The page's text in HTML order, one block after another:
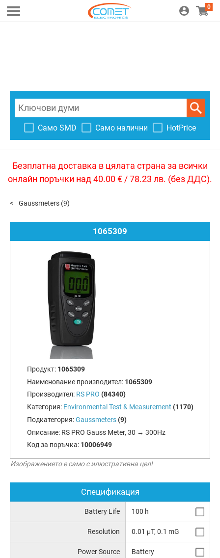
0
Само SMD Само налични HotPrice
Безплатна доставка в цялата страна за всички
онлайн поръчки над 40.00 € / 78.23 лв. (без ДДС).
Gaussmeters (9)
1065309
Продукт: 1065309
Наименование производител: 1065309
Производител: RS PRO (84340)
Категория: Environmental Test & Measurement (1170)
Подкатегория:Gaussmeters (9)
Описание: RS PRO Gauss Meter, 30 → 300Hz
Код за поръчка: 10006949
Изображението е само с илюстративна цел!
Спецификация
Battery Life 100 h
Resolution 0.01 μT, 0.1 mG
Power Source Battery